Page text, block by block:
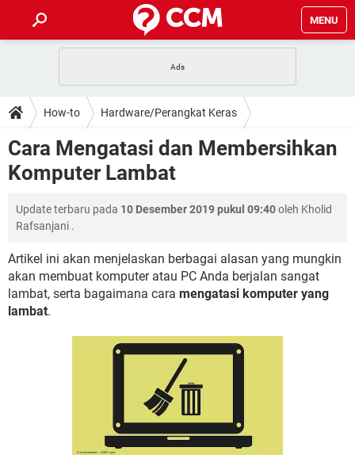
MENU
APLIKASI NONTON FILM & SERI RESET GMAIL
BUAT AKUN TIKTOK APLIKASI VIDEO-CALL
HOW-TO
SAFE MODE ANDROID RESET CLASH OF CLANS
KODE RAHASIA NETFLIX
DOWNLOAD
ADOBE PREMIERE PRO
FORUM
Lupa Password Gmail WiFi Tidak Berfungsi
ENSIKLOPEDIA
Front Office dan Back Office OOP - Data Enkapsulasi
Jenis-jenis Network atau Jaringan
How-to Hardware/Perangkat Keras
Cara Mengatasi dan Membersihkan
Komputer Lambat
Update terbaru pada 10 Desember 2019 pukul 09:40oleh Kholid
Rafsanjani .
Artikel ini akan menjelaskan berbagai alasan yang mungkin
akan membuat komputer atau PC Anda berjalan sangat
lambat, serta bagaimana cara mengatasi komputer yang
lambat.